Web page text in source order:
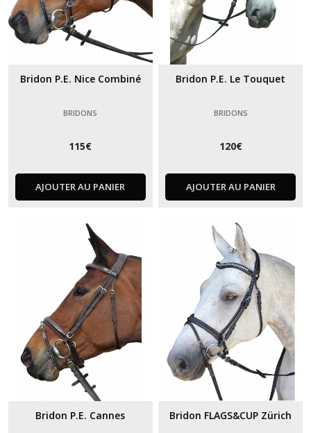
Bridon P.E. Nice Combiné
BRIDONS
115€
AJOUTER AU PANIER
Bridon P.E. Le Touquet
BRIDONS
120€
AJOUTER AU PANIER
Bridon P.E. Cannes Bridon FLAGS&CUP Zürich